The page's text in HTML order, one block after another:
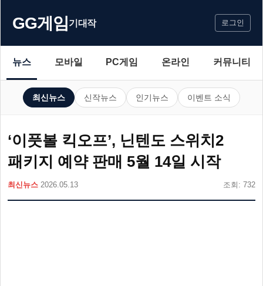
GG게임기대작 로그인
뉴스 모바일 PC게임 온라인 커뮤니티
최신뉴스 신작뉴스 인기뉴스 이벤트 소식
‘이풋볼 킥오프’, 닌텐도 스위치2
패키지 예약 판매 5월 14일 시작
최신뉴스 2026.05.13 조회: 732